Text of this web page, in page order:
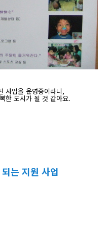
사업을 운영중이라니,
한 도시가 될 것 같아요.
는 지원 사업